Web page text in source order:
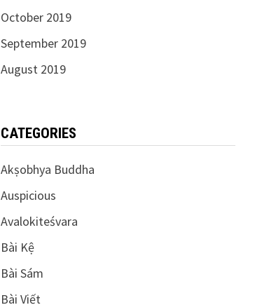
October 2019
September 2019
August 2019
CATEGORIES
Akṣobhya Buddha
Auspicious
Avalokiteśvara
Bài Kệ
Bài Sám
Bài Viết